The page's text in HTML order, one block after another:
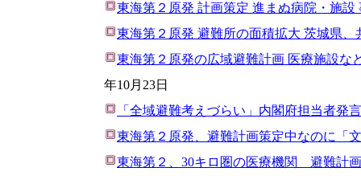
東海第２原発 計画策定 進まぬ病院・施設
東海第２原発 避難所の面積拡大 茨城県
東海第２原発の広域避難計画 医療施設な
年10月23日
「全域避難考えづらい」内閣府担当者
東海第２原発、避難計画策定中なのに「
東海第２、30キロ圏の医療機関 避難計